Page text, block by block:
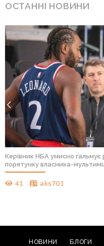
ОСТАННІ НОВИНИ
Керівник НБА умисно
порятунку власника-
41 aks701
НОВИНИ БЛОГИ